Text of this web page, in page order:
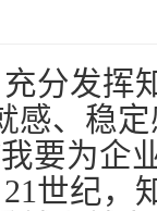
充分发挥
感、稳
要为企
21世纪，